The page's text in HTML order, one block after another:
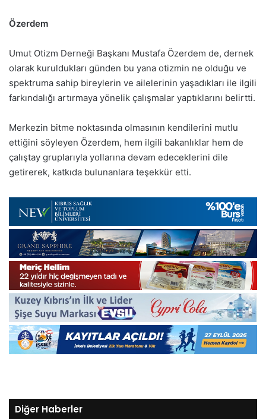
Özerdem
Umut Otizm Derneği Başkanı Mustafa Özerdem de, dernek
olarak kuruldukları günden bu yana otizmin ne olduğu ve
spektruma sahip bireylerin ve ailelerinin yaşadıkları ile ilgili
farkındalığı artırmaya yönelik çalışmalar yaptıklarını belirtti.
Merkezin bitme noktasında olmasının kendilerini mutlu
ettiğini söyleyen Özerdem, hem ilgili bakanlıklar hem de
çalıştay gruplarıyla yollarına devam edeceklerini dile
getirerek, katkıda bulunanlara teşekkür etti.
Diğer Haberler